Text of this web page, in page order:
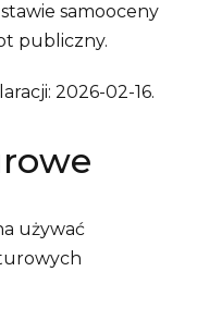
samooceny
publiczny.
2026-02-16.
używać